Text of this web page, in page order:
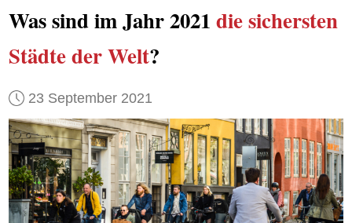
Was sind im Jahr 2021 die sichersten
Städteder Welt?
23 September 2021